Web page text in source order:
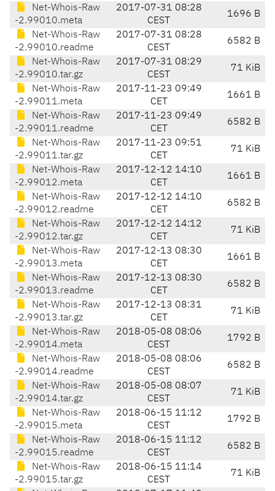
Net-Whois-Raw
-2.99010.meta
2017-07-31 08:28
CEST
1696 B
Net-Whois-Raw
-2.99010.readme
2017-07-31 08:28
CEST
6582 B
Net-Whois-Raw
-2.99010.tar.gz
2017-07-31 08:29
CEST
71 KiB
Net-Whois-Raw
-2.99011.meta
2017-11-23 09:49
CET
1661 B
Net-Whois-Raw
-2.99011.readme
2017-11-23 09:49
CET
6582 B
Net-Whois-Raw
-2.99011.tar.gz
2017-11-23 09:51
CET
71 KiB
Net-Whois-Raw
-2.99012.meta
2017-12-12 14:10
CET
1661 B
Net-Whois-Raw
-2.99012.readme
2017-12-12 14:10
CET
6582 B
Net-Whois-Raw
-2.99012.tar.gz
2017-12-12 14:12
CET
71 KiB
Net-Whois-Raw
-2.99013.meta
2017-12-13 08:30
CET
1661 B
Net-Whois-Raw
-2.99013.readme
2017-12-13 08:30
CET
6582 B
Net-Whois-Raw
-2.99013.tar.gz
2017-12-13 08:31
CET
71 KiB
Net-Whois-Raw
-2.99014.meta
2018-05-08 08:06
CEST
1792 B
Net-Whois-Raw
-2.99014.readme
2018-05-08 08:06
CEST
6582 B
Net-Whois-Raw
-2.99014.tar.gz
2018-05-08 08:07
CEST
71 KiB
Net-Whois-Raw
-2.99015.meta
2018-06-15 11:12
CEST
1792 B
Net-Whois-Raw
-2.99015.readme
2018-06-15 11:12
CEST
6582 B
Net-Whois-Raw
-2.99015.tar.gz
2018-06-15 11:14
CEST
71 KiB